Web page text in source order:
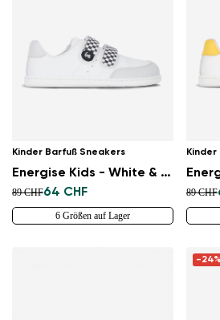
Kinder Barfuß Sneakers
Energise Kids - White & Checkerboard
89 CHF64 CHF
6 Größen auf Lager
89 CHF
-24%